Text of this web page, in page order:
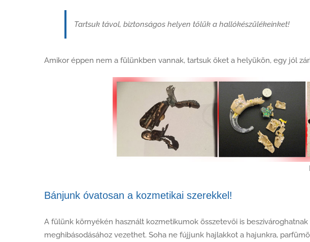
Tartsuk távol, biztonságos helyen tőlük a hallókészülékeinket!
Amikor éppen nem a fülünkben vannak, tartsuk őket a helyükön, egy jól
Bánjunk óvatosan a kozmetikai szerekkel!
A fülünk környékén használt kozmetikumok összetevői is
meghibásodásához vezethet. Soha ne fújjunk hajlakkot a hajunkra,